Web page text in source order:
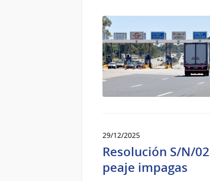
29/12/2025
Resolución S/N/
peaje impagas